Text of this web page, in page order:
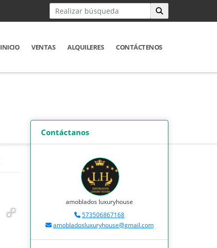
INICIO VENTAS ALQUILERES CONTÁCTENOS
Contáctanos
amoblados luxuryhouse
573506867168
amobladosluxuryhouse@gmail.com